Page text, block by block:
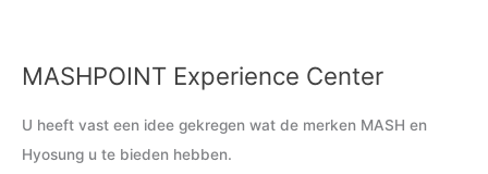
MASHPOINT Experience Center
U heeft vast een idee gekregen wat de merken MASH en
Hyosung u te bieden hebben.